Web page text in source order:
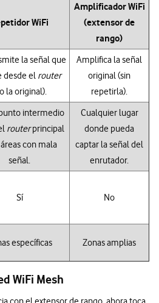
WiFi
Amplificador WiFi
(extensor de
rango)
la señal que
desde el router
la original).
Amplifica la señal
original (sin
repetirla).
intermedio
routerprincipal
con mala
señal.
Cualquier lugar
donde pueda
captar la señal del
enrutador.
Sí No
específicas Zonas amplias
WiFi Mesh